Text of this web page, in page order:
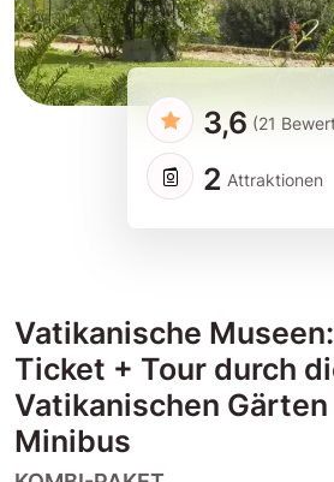
3,6 (21
2 Attraktionen
Vatikanische
Ticket + Tour durch
Vatikanischen
Minibus